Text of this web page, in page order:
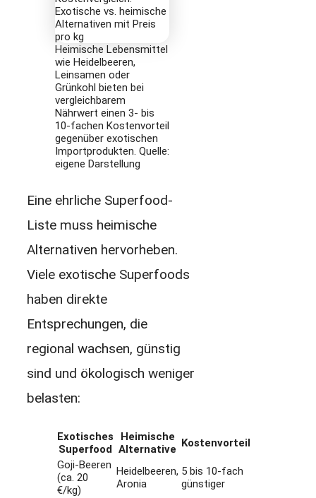
Heimische Lebensmittel
wie Heidelbeeren,
Leinsamen oder
Grünkohl bieten bei
vergleichbarem
Nährwert einen 3- bis
10-fachen Kostenvorteil
gegenüber exotischen
Importprodukten. Quelle:
eigene Darstellung
Eine ehrliche Superfood-
Liste muss heimische
Alternativen hervorheben.
Viele exotische Superfoods
haben direkte
Entsprechungen, die
regional wachsen, günstig
sind und ökologisch weniger
belasten:
Exotisches
Superfood
Heimische
Alternative
Kostenvorteil
Goji-Beeren
(ca. 20
€/kg)
Heidelbeeren,
Aronia
5 bis 10-fach
günstiger